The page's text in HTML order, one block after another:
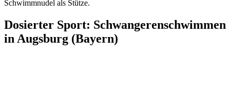
Schwimmnudel als Stütze.
Dosierter Sport: Schwangerenschwimmen
in Augsburg (Bayern)